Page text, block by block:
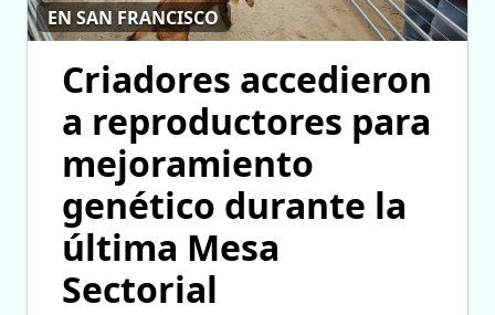
EN SAN FRANCISCO
Criadores accedieron
a reproductores para
mejoramiento
genético durante la
última Mesa
Sectorial